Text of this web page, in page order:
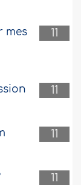
11
mes
11
11
11